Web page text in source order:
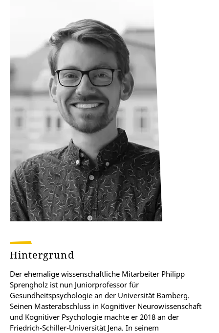
Hintergrund
Der ehemalige wissenschaftliche Mitarbeiter Philipp
Sprengholz ist nun Juniorprofessor für
Gesundheitspsychologie an der Universität Bamberg.
Seinen Masterabschluss in Kognitiver Neurowissenschaft
und Kognitiver Psychologie machte er 2018 an der
Friedrich-Schiller-Universität Jena. In seinem